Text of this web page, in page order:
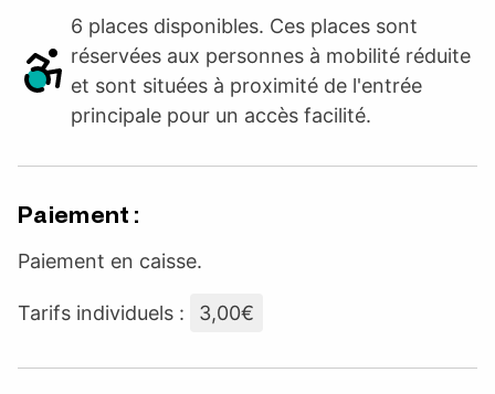
6 places disponibles. Ces places sont
réservées aux personnes à mobilité réduite
et sont situées à proximité de l'entrée
principale pour un accès facilité.
Paiement :
Paiement en caisse.
Tarifs individuels : 3,00€